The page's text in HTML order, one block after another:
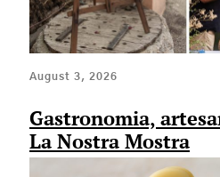
August 3, 2026
Gastronomia,
La Nostra Mostra